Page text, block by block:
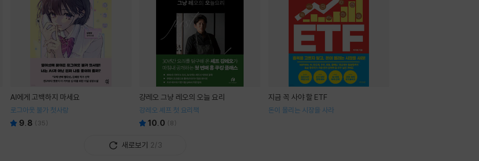
AI에게 고백하지 마세요
로그아웃 불가 첫사랑
9.8 ( 35)
걍레오 그냥 레오의 오늘 요리
강레오 셰프 첫 요리책
10.0 (8)
지금 꼭 사야 할 ETF
돈이 몰리는 시장을 사라
새로보기 2/3